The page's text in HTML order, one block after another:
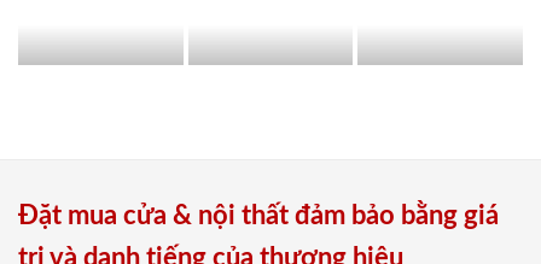
Đặt mua cửa & nội thất đảm bảo bằng giá
trị và danh tiếng của thương hiệu